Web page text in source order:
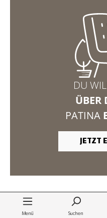
Menü Suchen
DU
ÜBER
PATINA
JETZT